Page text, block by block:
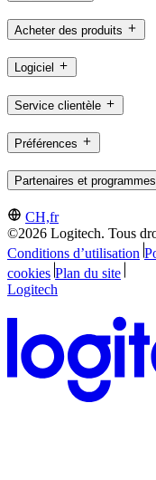
Acheter des produits
Logiciel
Service clientèle
Préférences
Partenaires et programmes
CH,fr
©2026 Logitech. Tous
Conditions d’utilisation
cookies Plan du site
Logitech